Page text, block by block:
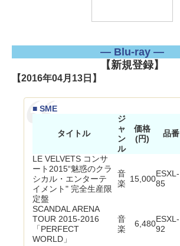
― Blu-ray ―
【新規登録】
【2016年04月13日】
■ SME
タイトル
ジ
ャ
ン
ル
価格
(円)
品番
LE VELVETS コンサ
ート2015“魅惑のクラ
シカル・エンターテ
イメント" 完全生産限
定盤
音
楽 15,000
ESXL-
85
SCANDAL ARENA
TOUR 2015-2016
「PERFECT
WORLD」
音
楽
6,480ESXL-
92